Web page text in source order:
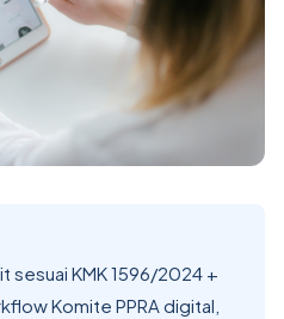
sesuai KMK 1596/2024 +
Komite PPRA digital,